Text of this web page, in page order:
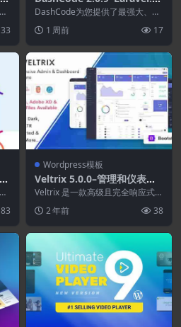
33
eact.Vuejs.NextJs.HTML.Ta
ilwind仪表板模板
DashCode为您提供了最强大、最
度可定制的 R...
1 周前 17
83
Wordpress模板
Veltrix 5.0.0–管理和仪表板
模板
Veltrix 是一款高级且完全响应式的
本为 5....
2 年前 38